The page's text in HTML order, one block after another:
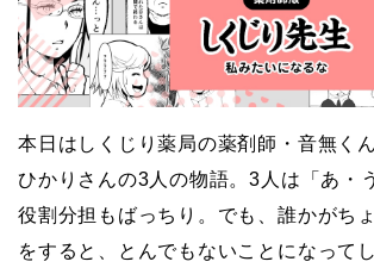
本日はしくじり薬局の薬剤師・音無く
ひかりさんの3人の物語。3人は「あ・
役割分担もばっちり。でも、誰かがち
をすると、とんでもないことになって